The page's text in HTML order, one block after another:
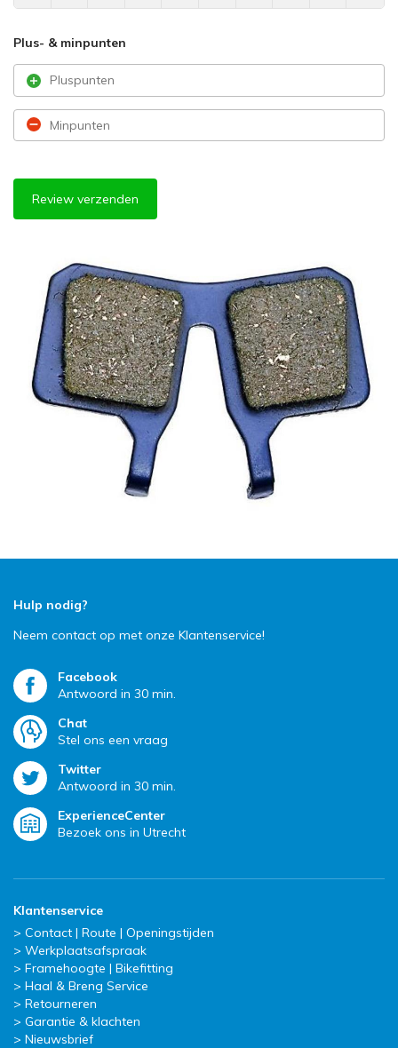
Plus- & minpunten
Review verzenden
Hulp nodig?
Neem contact op met onze Klantenservice!
Facebook
Antwoord in 30 min.
Chat
Stel ons een vraag
Twitter
Antwoord in 30 min.
ExperienceCenter
Bezoek ons in Utrecht
Klantenservice
Contact | Route | Openingstijden
Werkplaatsafspraak
Framehoogte | Bikefitting
Haal & Breng Service
Retourneren
Garantie & klachten
Nieuwsbrief